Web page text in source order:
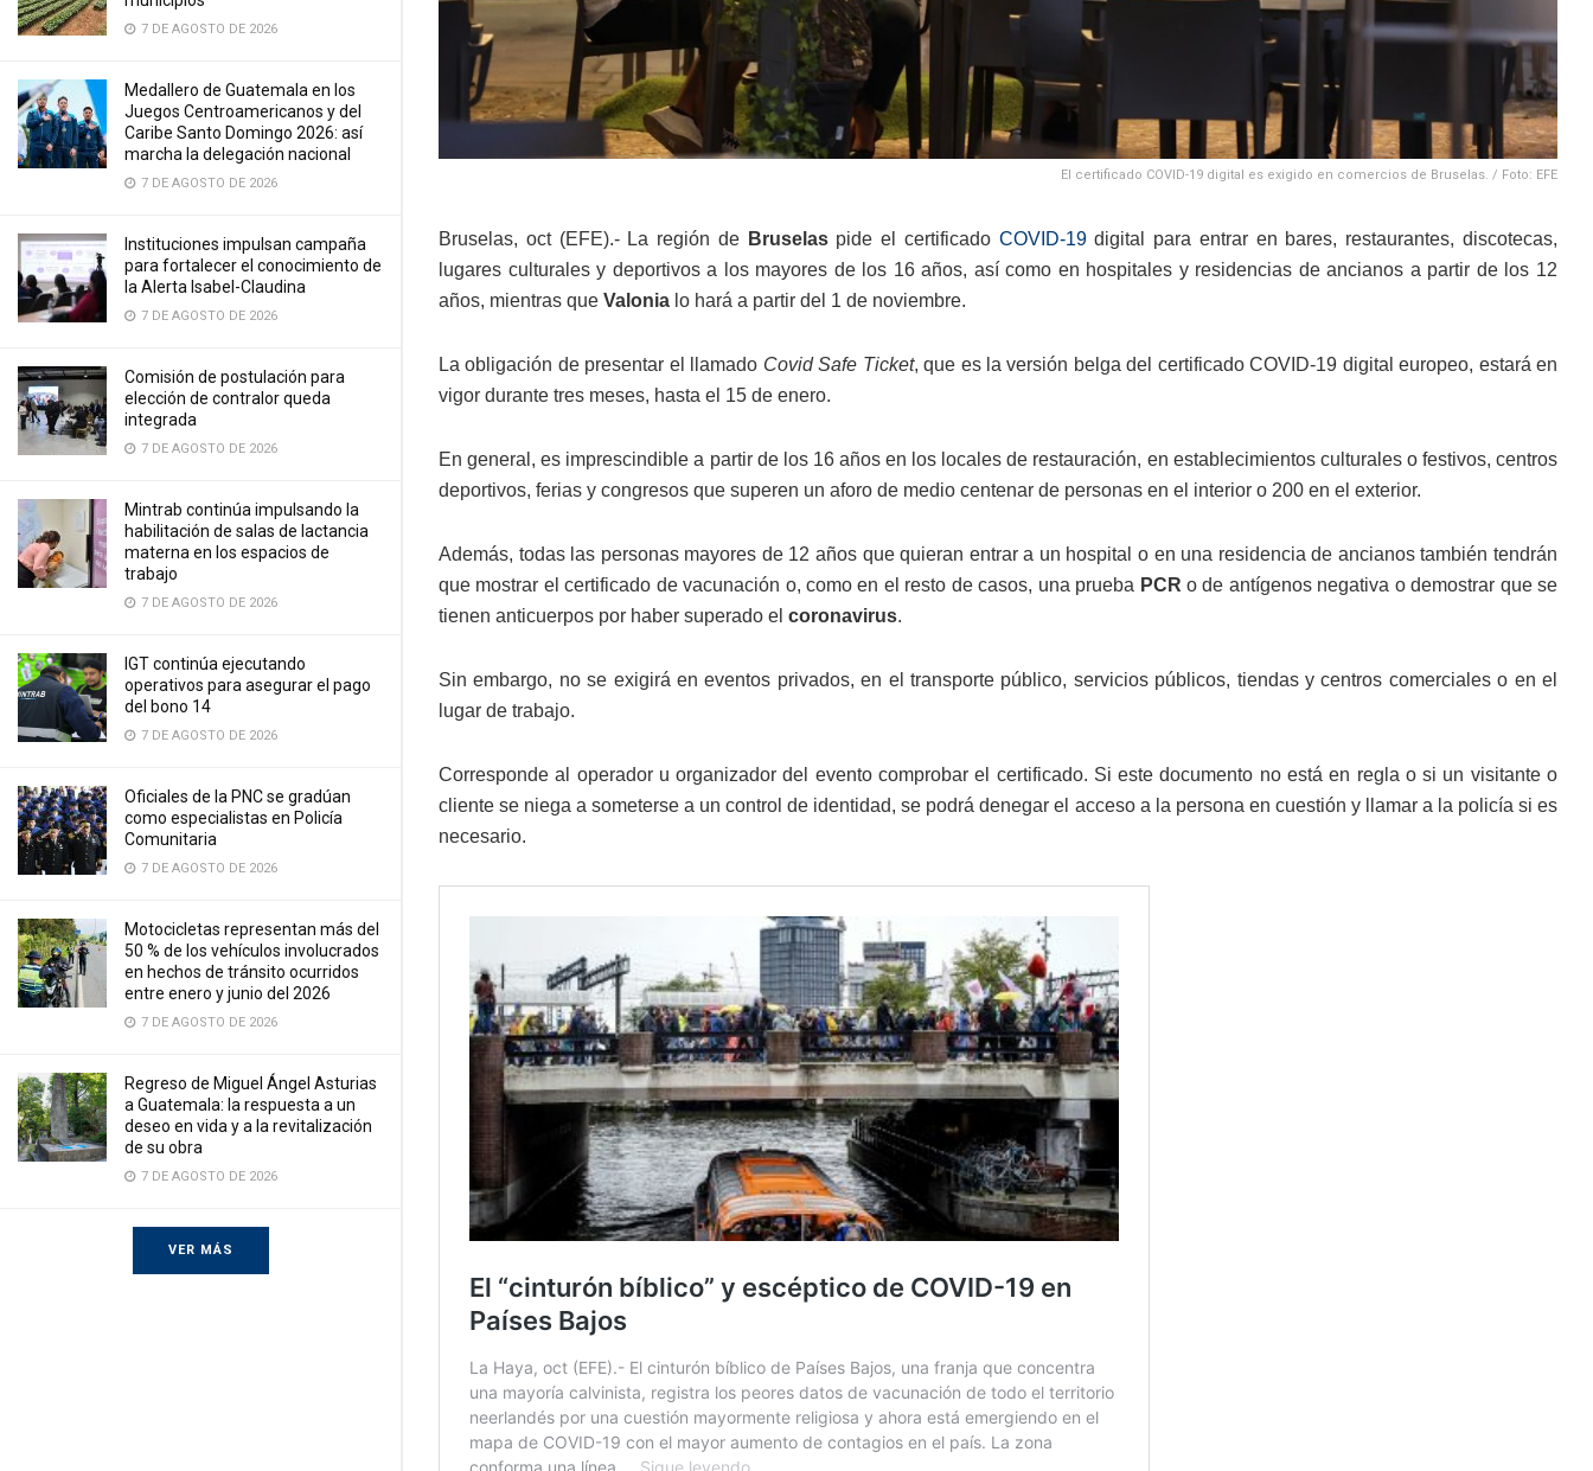
7 DE AGOSTO DE 2026
Medallero de Guatemala en los
Juegos Centroamericanos y del
Caribe Santo Domingo 2026: así
marcha la delegación nacional
7 DE AGOSTO DE 2026
Instituciones impulsan campaña
para fortalecer el conocimiento de
la Alerta Isabel-Claudina
7 DE AGOSTO DE 2026
Comisión de postulación para
elección de contralor queda
integrada
7 DE AGOSTO DE 2026
Mintrab continúa impulsando la
habilitación de salas de lactancia
materna en los espacios de
trabajo
7 DE AGOSTO DE 2026
IGT continúa ejecutando
operativos para asegurar el pago
del bono 14
7 DE AGOSTO DE 2026
Oficiales de la PNC se gradúan
como especialistas en Policía
Comunitaria
7 DE AGOSTO DE 2026
Motocicletas representan más del
50 % de los vehículos involucrados
en hechos de tránsito ocurridos
entre enero y junio del 2026
7 DE AGOSTO DE 2026
Regreso de Miguel Ángel Asturias
a Guatemala: la respuesta a un
deseo en vida y a la revitalización
de su obra
7 DE AGOSTO DE 2026
VER MÁS
El certificado COVID-19 digital es exigido en comercios de Bruselas. / Foto: EFE
Bruselas, oct (EFE).- La región de Bruselaspide el certificado COVID-19digital para entrar en bares, restaurantes, discotecas,
lugares culturales y deportivos a los mayores de los 16 años, así como en hospitales y residencias de ancianos a partir de los 12
años, mientras que Valonia lo hará a partir del 1 de noviembre.
La obligación de presentar el llamado Covid Safe Ticket, que es la versión belga del certificado COVID-19 digital europeo, estará en
vigor durante tres meses, hasta el 15 de enero.
En general, es imprescindible a partir de los 16 años en los locales de restauración, en establecimientos culturales o festivos, centros
deportivos, ferias y congresos que superen un aforo de medio centenar de personas en el interior o 200 en el exterior.
Además, todas las personas mayores de 12 años que quieran entrar a un hospital o en una residencia de ancianos también tendrán
que mostrar el certificado de vacunación o, como en el resto de casos, una prueba PCR o de antígenos negativa o demostrar que se
tienen anticuerpos por haber superado el coronavirus.
Sin embargo, no se exigirá en eventos privados, en el transporte público, servicios públicos, tiendas y centros comerciales o en el
lugar de trabajo.
Corresponde al operador u organizador del evento comprobar el certificado. Si este documento no está en regla o si un visitante o
cliente se niega a someterse a un control de identidad, se podrá denegar el acceso a la persona en cuestión y llamar a la policía si es
necesario.